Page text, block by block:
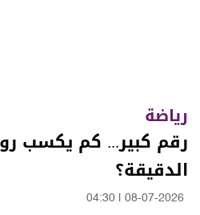
رياضة
رقم كبير... كم يكسب
الدقيقة؟
08-07-2026
04:30